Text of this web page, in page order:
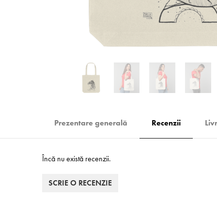
Prezentare generală Recenzii
Încă nu există recenzii.
SCRIE O RECENZIE